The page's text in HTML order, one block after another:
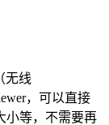
无线
，可以直接
小等，不需要再